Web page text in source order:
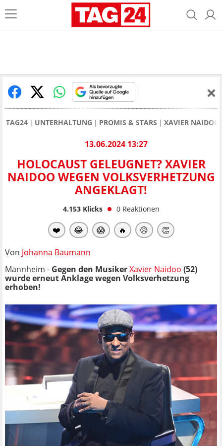
TAG24 UNTERHALTUNG PROMIS & STARS XAVIER NAIDOO
13.06.2024 13:27
HOLOCAUST GELEUGNET? XAVIER
NAIDOO WEGEN VOLKSVERHETZUNG
ANGEKLAGT!
4.153Klicks 0 Reaktionen
❤️ 😂 😱 🔥 😥 👏
Von Johanna Baumann
Mannheim - Gegen den MusikerXavier Naidoo (52)
wurde erneut Anklage wegen Volksverhetzung
erhoben!